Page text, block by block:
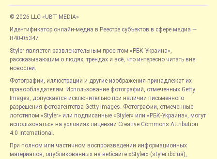
© 2026 LLC «UBT MEDIA»
Идентификатор онлайн-медиа в Реестре субъектов в сфере медиа —
R40-05347
Styler является развлекательным проектом «РБК-Украина»,
рассказывающим о людях, трендах и всё, что интересно читать вне
новостей.
Фотографии, иллюстрации и другие изображения принадлежат их
правообладателям. Использование фотографий, отмеченных Getty
Images, допускается исключительно при наличии письменного
разрешения фотоагентства Getty Images. Фотографии, отмеченные
логотипом «Styler» или подписанные «Styler» или «РБК-Украина», могут
использоваться на условиях лицензии Creative Commons Attribution
4.0 International.
При полном или частичном воспроизведении информационных
материалов, опубликованных на вебсайте «Styler» (styler.rbc.ua),